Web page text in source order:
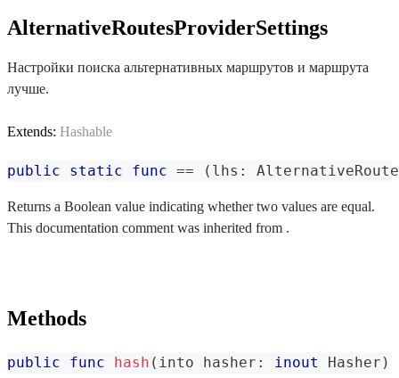
AlternativeRoutesProviderSettings
Настройки поиска альтернативных маршрутов и маршрута
лучше.
Extends: Hashable
public static func == ( lhs :
Returns a Boolean value indicating whether two values are equal.
This documentation comment was inherited from .
Methods
public func hash ( into hasher : inout Hasher )